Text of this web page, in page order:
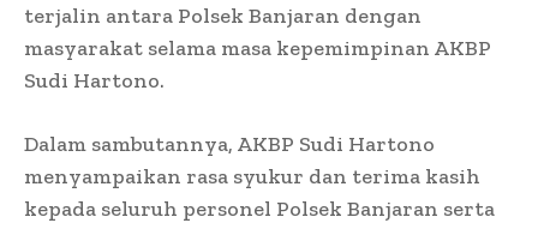
terjalin antara Polsek Banjaran dengan
masyarakat selama masa kepemimpinan AKBP
Sudi Hartono.
Dalam sambutannya, AKBP Sudi Hartono
menyampaikan rasa syukur dan terima kasih
kepada seluruh personel Polsek Banjaran serta